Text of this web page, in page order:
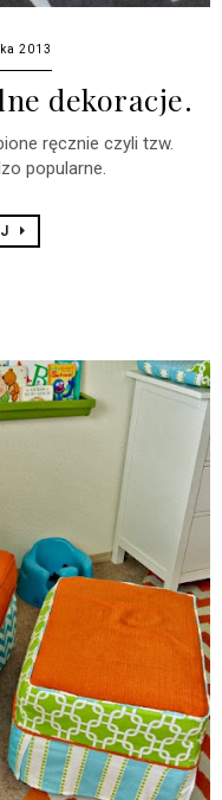
2013
dekoracje.
ręcznie czyli tzw.
popularne.